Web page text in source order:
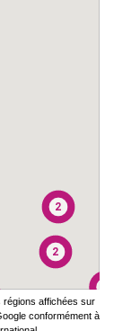
2
2
régions affichées sur
conformément à